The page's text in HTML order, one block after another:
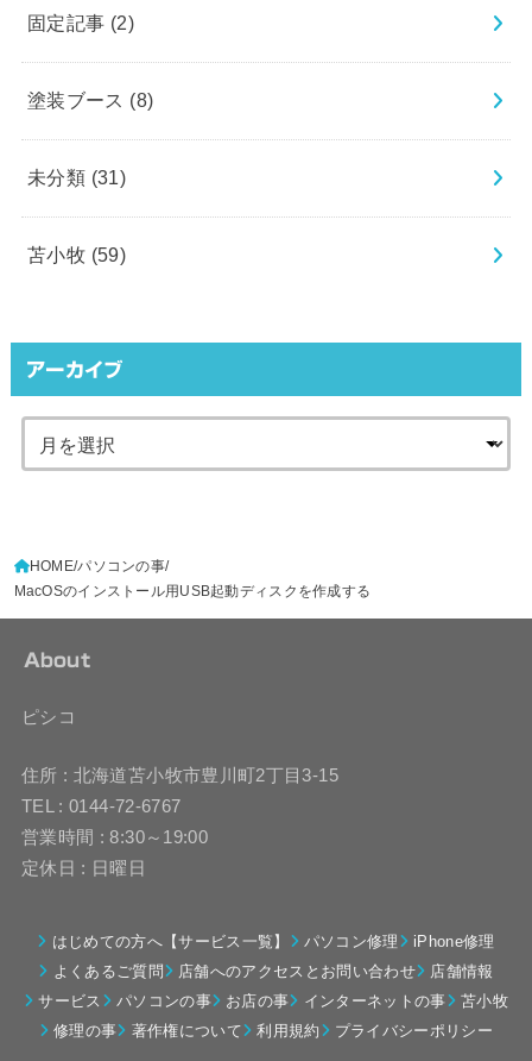
固定記事 (2)
塗装ブース (8)
未分類 (31)
苫小牧 (59)
アーカイブ
HOME パソコンの事
MacOSのインストール用USB起動ディスクを作成する
About
ピシコ
住所 : 北海道苫小牧市豊川町2丁目3-15
TEL : 0144-72-6767
営業時間 : 8:30～19:00
定休日 : 日曜日
はじめての方へ【サービス一覧】 パソコン修理
iPhone修理
よくあるご質問
店舗へのアクセスとお問い合わせ
店舗情報
サービス
パソコンの事 お店の事 インターネットの事
苫小牧
修理の事
著作権について 利用規約 プライバシーポリシー